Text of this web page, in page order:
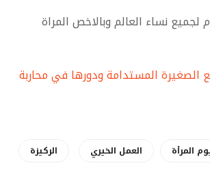
لجميع نساء العالم وبالاخص المراة
الصغيرة المستدامة ودورها في محاربة
الركيزة العمل الخيري المرأة